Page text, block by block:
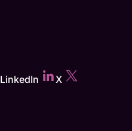
LinkedIn X